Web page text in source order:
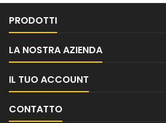
PRODOTTI
LA NOSTRA AZIENDA
IL TUO ACCOUNT
CONTATTO